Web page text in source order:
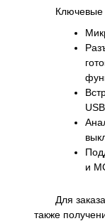
Ключевые
USB
и
Для
также